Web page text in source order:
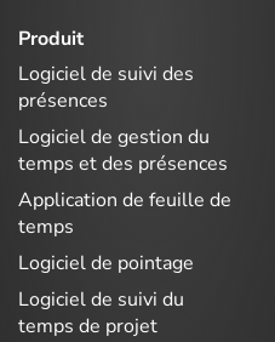
Produit
Logiciel de suivi des
présences
Logiciel de gestion du
temps et des présences
Application de feuille de
temps
Logiciel de pointage
Logiciel de suivi du
temps de projet